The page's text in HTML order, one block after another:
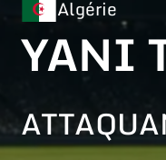
Algérie
YANI